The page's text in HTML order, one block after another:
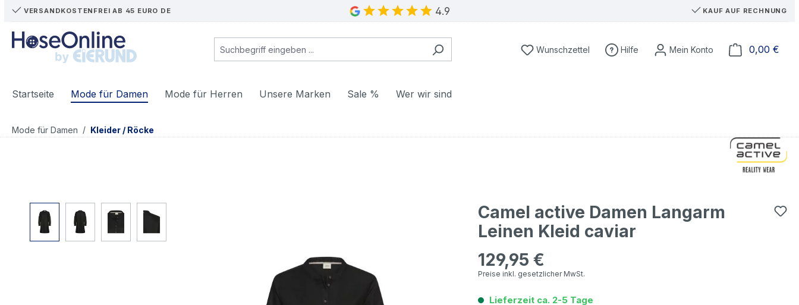
Hauptinhalt springen
Zur Suche springen
Zur Hauptnavigation springen
VERSANDKOSTENFREI AB 45 EURO DE 4.9 KAUF AUF RECHNUNG
Du hast 0 Produkte auf dem Merkzettel
Wunschzettel Hilfe 0,00 €
Startseite Mode für Damen Mode für Herren Unsere Marken Sale % Wer wir sind
Mode für Damen / Kleider / Röcke
Bildergalerie überspringen
Camel active Damen Langarm
Leinen Kleid caviar
Regulärer Preis:
129,95 €
Preise inkl. gesetzlicher MwSt.
Lieferzeit ca. 2-5 Tage